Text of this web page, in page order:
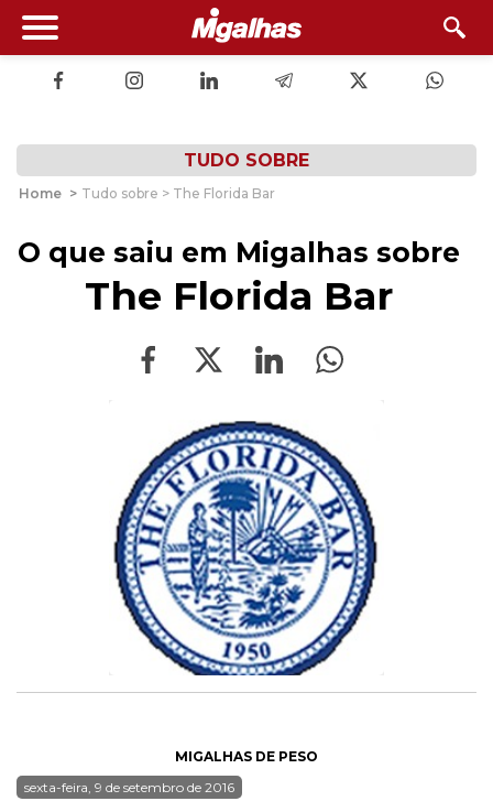
TUDO SOBRE
Home > Tudo sobre > The Florida Bar
O que saiu em Migalhas sobre
The Florida Bar
MIGALHAS DE PESO
sexta-feira, 9 de setembro de 2016